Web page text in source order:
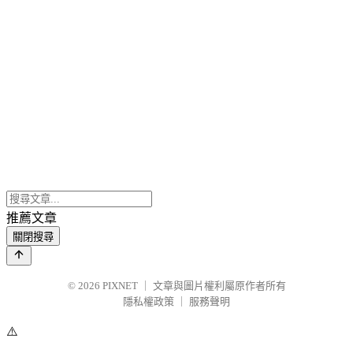
推薦文章
關閉搜尋
© 2026 PIXNET
文章與圖片權利屬原作者所有
隱私權政策
服務聲明
⚠️